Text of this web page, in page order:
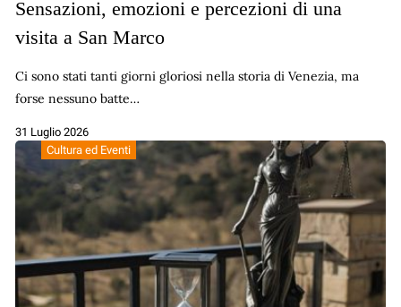
Sensazioni, emozioni e percezioni di una
visita a San Marco
Ci sono stati tanti giorni gloriosi nella storia di Venezia, ma
forse nessuno batte…
31 Luglio 2026
Cultura ed Eventi